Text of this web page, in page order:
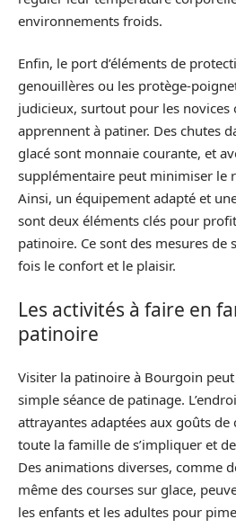
environnements froids.
Enfin, le port d’éléments de
genouillères ou les protège-
judicieux, surtout pour les novices
apprennent à patiner. Des chutes
glacé sont monnaie courante, et
supplémentaire peut minimiser le
Ainsi, un équipement adapté et
sont deux éléments clés pour
patinoire. Ce sont des mesures de
fois le confort et le plaisir.
Les activités à faire en
patinoire
Visiter la patinoire à Bourgoin
simple séance de patinage.
attrayantes adaptées aux goûts
toute la famille de s’impliquer et
Des animations diverses, comme
même des courses sur glace,
les enfants et les adultes pour